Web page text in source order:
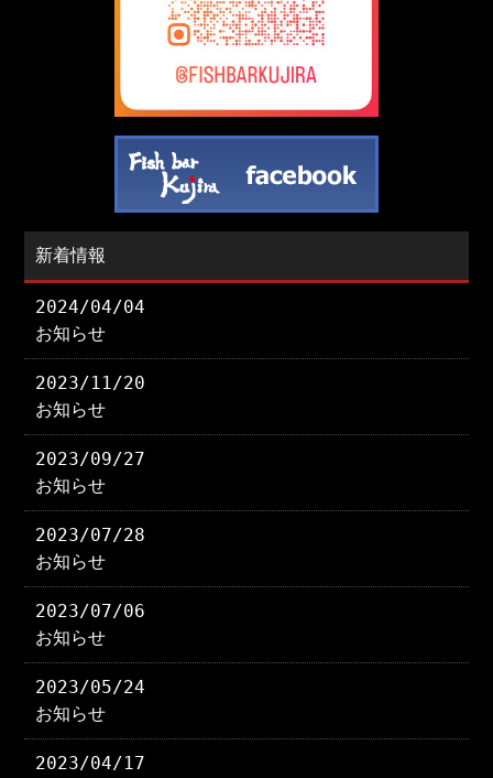
新着情報
2024/04/04
お知らせ
2023/11/20
お知らせ
2023/09/27
お知らせ
2023/07/28
お知らせ
2023/07/06
お知らせ
2023/05/24
お知らせ
2023/04/17